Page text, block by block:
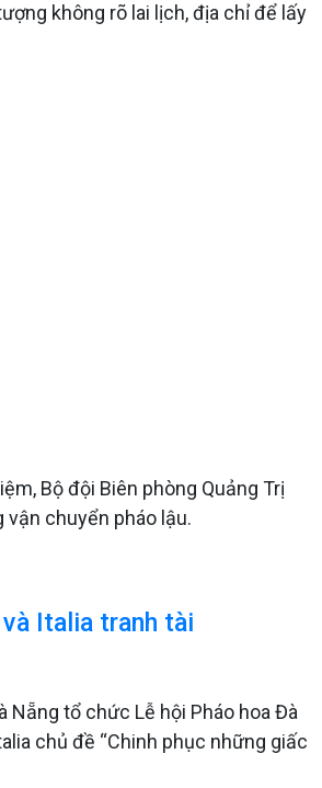
không rõ lai lịch, địa chỉ để lấy
Bộ đội Biên phòng Quảng Trị
chuyển pháo lậu.
Italia tranh tài
Nẵng tổ chức Lễ hội Pháo hoa Đà
chủ đề “Chinh phục những giấc